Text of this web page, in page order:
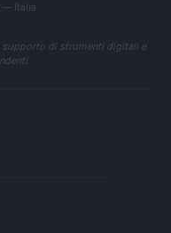
— Italia
supporto di strumenti digitali e